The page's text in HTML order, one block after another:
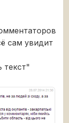
сам увидит
текст"